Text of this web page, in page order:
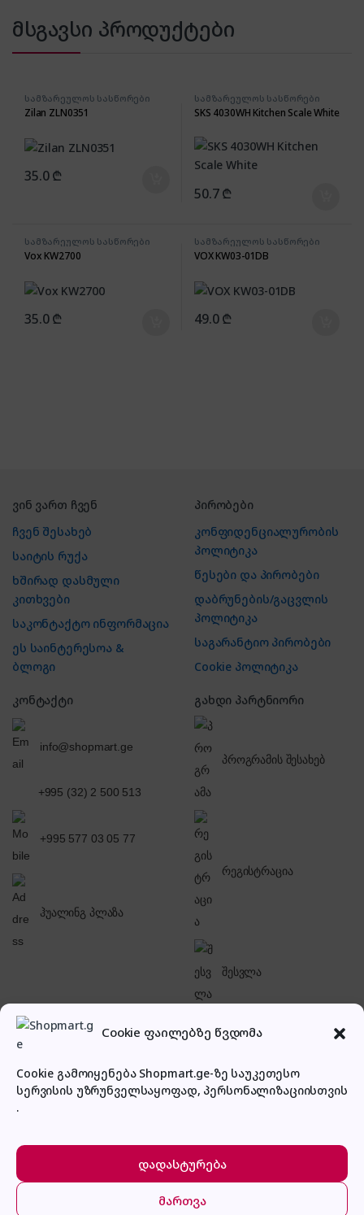
Cookie ფაილებზე წვდომა
Cookie გამოიყენება Shopmart.ge-ზე საუკეთესო
სერვისის უზრუნველსაყოფად, პერსონალიზაციისთვის
.
დადასტურება
მართვა
მსგავსი პროდუქტები
სამზარეულოს სასწორები
Zilan ZLN0351
35.0₾
სამზარეულოს სასწორები
SKS 4030WH Kitchen Scale White
50.7₾
სამზარეულოს სასწორები
Vox KW2700
35.0₾
სამზარეულოს სასწორები
VOX KW03-01DB
49.0₾
ვინ ვართ ჩვენ
ჩვენ შესახებ
საიტის რუქა
ხშირად დასმული
კითხვები
საკონტაქტო ინფორმაცია
ეს საინტერესოა &
ბლოგი
პირობები
კონფიდენციალურობის
პოლიტიკა
წესები და პირობები
დაბრუნების/გაცვლის
პოლიტიკა
საგარანტიო პირობები
Cookie პოლიტიკა
კონტაქტი
info@shopmart.ge
+995 (32) 2 500 513
+995 577 03 05 77
ჰუალინგ პლაზა
გახდი პარტნიორი
პროგრამის შესახებ
რეგისტრაცია
შესვლა
პირადი კაბინეტი